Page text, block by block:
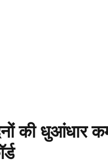
की धुआंधार